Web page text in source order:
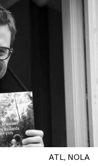
ATL NOLA